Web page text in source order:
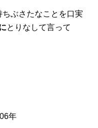
ぶさたなことを口実
とりなして言って
年